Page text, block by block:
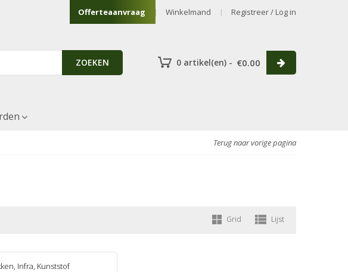
Offerteaanvraag Winkelmand Registreer / Log in
ZOEKEN 0 artikel(en) - €0.00
Terug naar vorige pagina
Grid Lijst
, Infra, Kunststof